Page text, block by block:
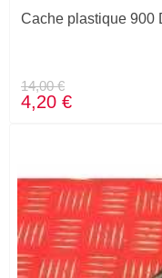
Cache plastique 900
14,00 €
4,20 €